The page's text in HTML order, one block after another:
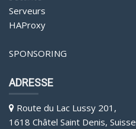
Serveurs
HAProxy
SPONSORING
ADRESSE
Route du Lac Lussy 201,
1618 Châtel Saint Denis, Suisse